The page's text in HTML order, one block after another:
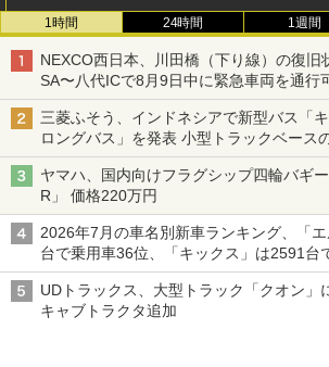
1時間 24時間 1週間
NEXCO西日本、川田橋（下り線）の復旧
SA〜八代ICで8月9日中に緊急車両を通行
三菱ふそう、インドネシアで新型バス「
ロングバス」を発表 小型トラックベース
バス
ヤマハ、国内向けフラグシップ四輪バギ
R」 価格220万円
2026年7月の車名別新車ランキング、「
台で乗用車36位、「キックス」は2591台
UDトラックス、大型トラック「クオン」
キャブトラクタ追加